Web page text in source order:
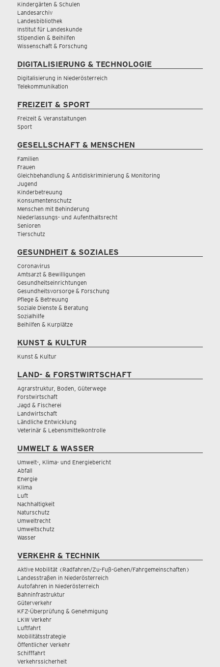
Kindergärten & Schulen
Landesarchiv
Landesbibliothek
Institut für Landeskunde
Stipendien & Beihilfen
Wissenschaft & Forschung
DIGITALISIERUNG & TECHNOLOGIE
Digitalisierung in Niederösterreich
Telekommunikation
FREIZEIT & SPORT
Freizeit & Veranstaltungen
Sport
GESELLSCHAFT & MENSCHEN
Familien
Frauen
Gleichbehandlung & Antidiskriminierung & Monitoring
Jugend
Kinderbetreuung
Konsumentenschutz
Menschen mit Behinderung
Niederlassungs- und Aufenthaltsrecht
Senioren
Tierschutz
GESUNDHEIT & SOZIALES
Coronavirus
Amtsarzt & Bewilligungen
Gesundheitseinrichtungen
Gesundheitsvorsorge & Forschung
Pflege & Betreuung
Soziale Dienste & Beratung
Sozialhilfe
Beihilfen & Kurplätze
KUNST & KULTUR
Kunst & Kultur
LAND- & FORSTWIRTSCHAFT
Agrarstruktur, Boden, Güterwege
Forstwirtschaft
Jagd & Fischerei
Landwirtschaft
Ländliche Entwicklung
Veterinär & Lebensmittelkontrolle
UMWELT & WASSER
Umwelt-, Klima- und Energiebericht
Abfall
Energie
Klima
Luft
Nachhaltigkeit
Naturschutz
Umweltrecht
Umweltschutz
Wasser
VERKEHR & TECHNIK
Aktive Mobilität (Radfahren/Zu-Fuß-Gehen/Fahrgemeinschaften)
Landesstraßen in Niederösterreich
Autofahren in Niederösterreich
Bahninfrastruktur
Güterverkehr
KFZ-Überprüfung & Genehmigung
LKW Verkehr
Luftfahrt
Mobilitätsstrategie
Öffentlicher Verkehr
Schifffahrt
Verkehrssicherheit